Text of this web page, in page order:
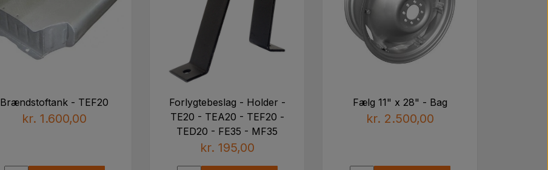
Brændstoftank - TEF20
kr. 1.600,00
Forlygtebeslag - Holder -
TE20 - TEA20 - TEF20 -
TED20 - FE35 - MF35
kr. 195,00
Fælg 11" x 28" - Bag
kr. 2.500,00